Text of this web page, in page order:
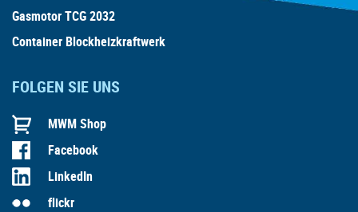
Gasmotor TCG 2032
Container Blockheizkraftwerk
FOLGEN SIE UNS
MWM Shop
Facebook
LinkedIn
flickr